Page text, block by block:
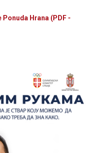
Ponuda Hrana (PDF -